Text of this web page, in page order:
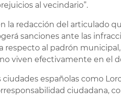
al vecindario”.
la redacción del articulado
sanciones ante las
respecto al padrón
viven efectivamente en el
españolas como
ciudadana,